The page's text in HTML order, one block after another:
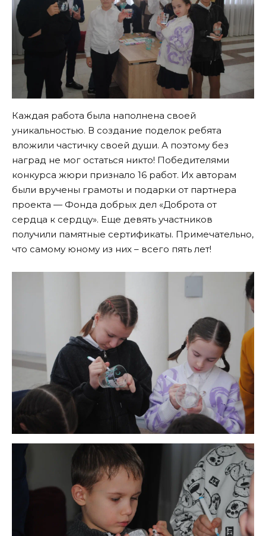
Каждая работа была наполнена своей
уникальностью. В создание поделок ребята
вложили частичку своей души. А поэтому без
наград не мог остаться никто! Победителями
конкурса жюри признало 16 работ. Их авторам
были вручены грамоты и подарки от партнера
проекта — Фонда добрых дел «Доброта от
сердца к сердцу». Еще девять участников
получили памятные сертификаты. Примечательно,
что самому юному из них – всего пять лет!